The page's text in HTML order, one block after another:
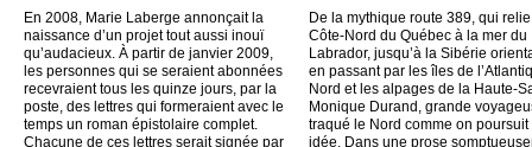
En 2008, Marie Laberge annonçait la
naissance d’un projet tout aussi inouï
qu’audacieux. À partir de janvier 2009,
les personnes qui se seraient abonnées
recevraient tous les quinze jours, par la
poste, des lettres qui formeraient avec le
temps un roman épistolaire complet.
Chacune de ces lettres serait signée par
De la mythique route 389, qui
Côte-Nord du Québec à la mer du
Labrador, jusqu’à la Sibérie
en passant par les îles de
Nord et les alpages de la Haute-
Monique Durand, grande
traqué le Nord comme on poursuit
idée. Dans une prose